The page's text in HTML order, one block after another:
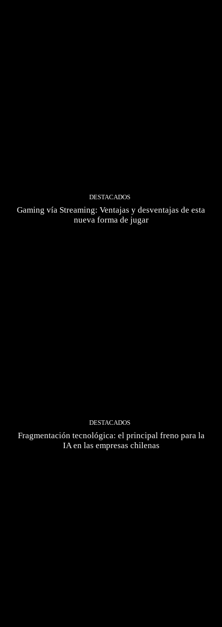
DESTACADOS
Gaming vía Streaming: Ventajas y desventajas de esta
nueva forma de jugar
DESTACADOS
Fragmentación tecnológica: el principal freno para la
IA en las empresas chilenas